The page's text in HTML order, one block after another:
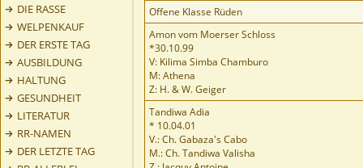
DIE RASSE
WELPENKAUF
DER ERSTE TAG
AUSBILDUNG
HALTUNG
GESUNDHEIT
LITERATUR
RR-NAMEN
DER LETZTE TAG
Offene Klasse Rüden
Amon vom Moerser Schloss
*30.10.99
V: Kilima Simba Chamburo
M: Athena
Z: H. & W. Geiger
Tandiwa Adia
* 10.04.01
V.: Ch. Gabaza's Cabo
M.: Ch. Tandiwa Valisha